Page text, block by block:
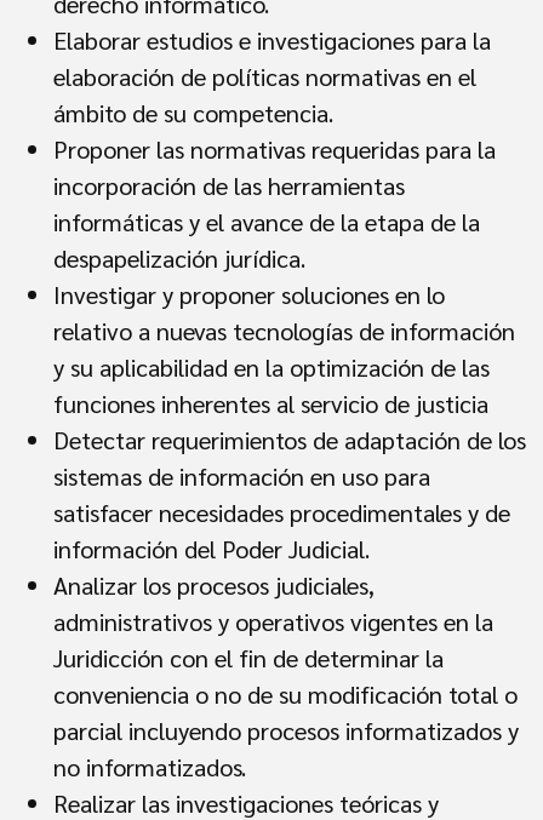
Elaborar estudios e investigaciones para la
elaboración de políticas normativas en el
ámbito de su competencia.
Proponer las normativas requeridas para la
incorporación de las herramientas
informáticas y el avance de la etapa de la
despapelización jurídica.
Investigar y proponer soluciones en lo
relativo a nuevas tecnologías de información
y su aplicabilidad en la optimización de las
funciones inherentes al servicio de justicia
Detectar requerimientos de adaptación de los
sistemas de información en uso para
satisfacer necesidades procedimentales y de
información del Poder Judicial.
Analizar los procesos judiciales,
administrativos y operativos vigentes en la
Juridicción con el fin de determinar la
conveniencia o no de su modificación total o
parcial incluyendo procesos informatizados y
no informatizados.
Realizar las investigaciones teóricas y